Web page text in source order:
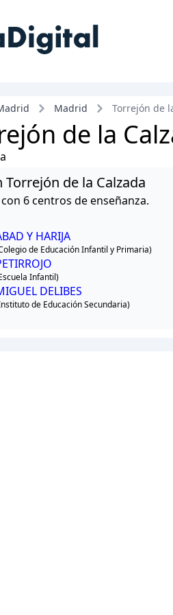
Madrid Torrejón de
de la
de la Calzada
6 centros de enseñanza.
Y HARIJA
de Educación Infantil y Primaria)
Infantil)
DELIBES
de Educación Secundaria)